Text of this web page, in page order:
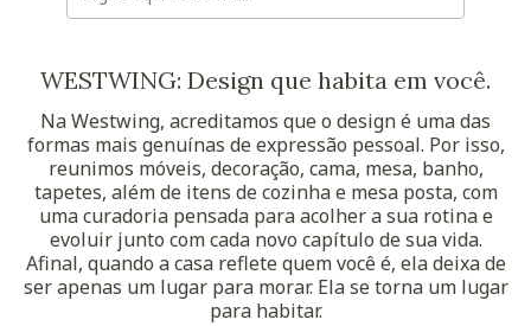
WESTWING: Design que habita em você.
Na Westwing, acreditamos que o design é uma das
formas mais genuínas de expressão pessoal. Por isso,
reunimos móveis, decoração, cama, mesa, banho,
tapetes, além de itens de cozinha e mesa posta, com
uma curadoria pensada para acolher a sua rotina e
evoluir junto com cada novo capítulo de sua vida.
Afinal, quando a casa reflete quem você é, ela deixa de
ser apenas um lugar para morar. Ela se torna um lugar
para habitar.